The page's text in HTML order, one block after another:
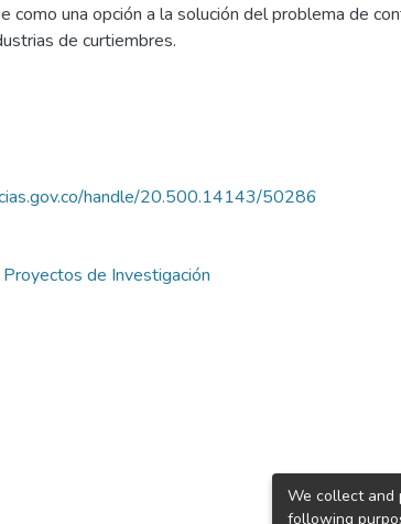
como una opción a la solución del problema de
de curtiembres.
handle/20.500.14143/50286
de Investigación
We collect and
following